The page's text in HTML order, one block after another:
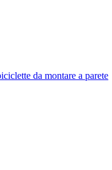
da montare a parete